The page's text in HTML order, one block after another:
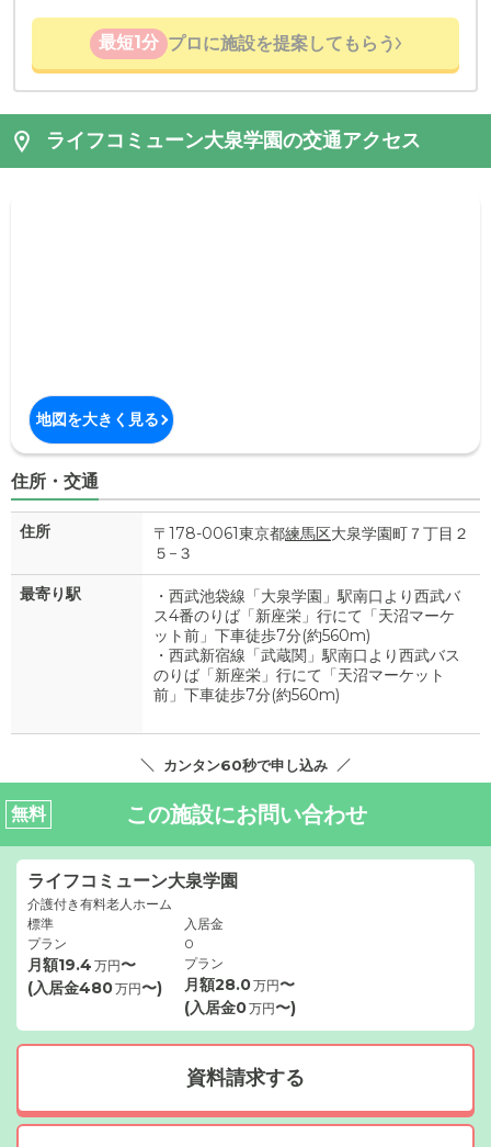
最短1分 プロに施設を提案してもらう
ライフコミューン大泉学園の交通アクセス
地図を大きく見る
住所・交通
住所 〒178-0061東京都練馬区大泉学園町７丁目２
５−３
最寄り駅
・西武池袋線「大泉学園」駅南口より西武バ
ス4番のりば「新座栄」行にて「天沼マーケ
ット前」下車徒歩7分(約560m)
・西武新宿線「武蔵関」駅南口より西武バス
のりば「新座栄」行にて「天沼マーケット
前」下車徒歩7分(約560m)
カンタン60秒で申し込み
無料 この施設にお問い合わせ
ライフコミューン大泉学園
介護付き有料老人ホーム
標準
プラン
月額19.4 万円〜
(入居金480万円〜)
入居金
0
プラン
月額28.0万円〜
(入居金0万円〜)
資料請求する